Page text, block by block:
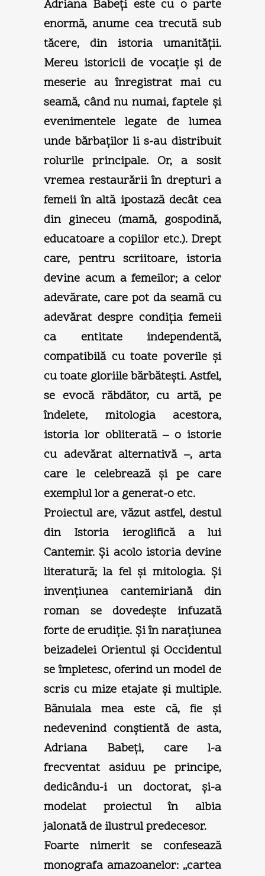
Adriana Babeţi este cu o parte
enormă, anume cea trecută sub
tăcere, din istoria umanităţii.
Mereu istoricii de vocaţie şi de
meserie au înregistrat mai cu
seamă, când nu numai, faptele şi
evenimentele legate de lumea
unde bărbaţilor li s-au distribuit
rolurile principale. Or, a sosit
vremea restaurării în drepturi a
femeii în altă ipostază decât cea
din gineceu (mamă, gospodină,
educatoare a copiilor etc.). Drept
care, pentru scriitoare, istoria
devine acum a femeilor; a celor
adevărate, care pot da seamă cu
adevărat despre condiţia femeii
ca entitate independentă,
compatibilă cu toate poverile şi
cu toate gloriile bărbăteşti. Astfel,
se evocă răbdător, cu artă, pe
îndelete, mitologia acestora,
istoria lor obliterată – o istorie
cu adevărat alternativă –, arta
care le celebrează şi pe care
exemplul lor a generat-o etc.
Proiectul are, văzut astfel, destul
din Istoria ieroglifică a lui
Cantemir. Şi acolo istoria devine
literatură; la fel şi mitologia. Şi
invenţiunea cantemiriană din
roman se dovedeşte infuzată
forte de erudiţie. Şi în naraţiunea
beizadelei Orientul şi Occidentul
se împletesc, oferind un model de
scris cu mize etajate şi multiple.
Bănuiala mea este că, fie şi
nedevenind conştientă de asta,
Adriana Babeţi, care l-a
frecventat asiduu pe principe,
dedicându-i un doctorat, şi-a
modelat proiectul în albia
jalonată de ilustrul predecesor.
Foarte nimerit se confesează
monografa amazoanelor: „cartea